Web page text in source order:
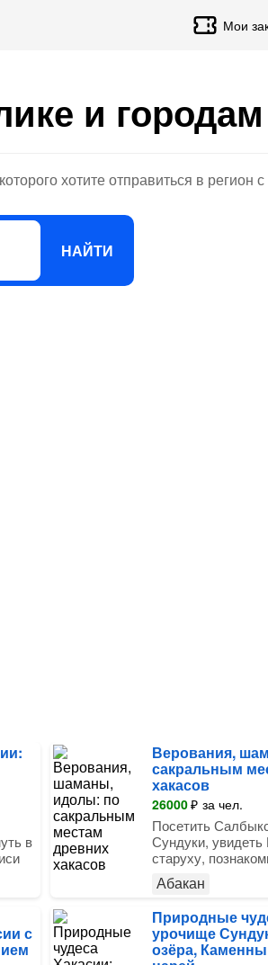
Мои
и городам
хотите отправиться в регион
НАЙТИ
в
с
Верования,
сакральным
хакасов
26000₽ за чел.
Посетить
Сундуки,
старуху,
Абакан
Природные
урочище
озёра,